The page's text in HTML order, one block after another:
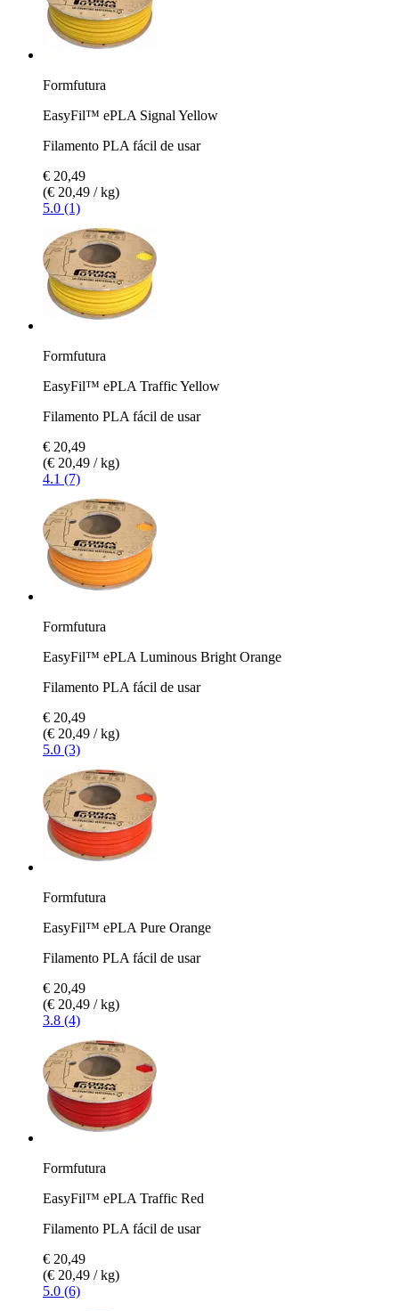
Formfutura
EasyFil™ ePLA Signal Yellow
Filamento PLA fácil de usar
€ 20,49
(€ 20,49 / kg)
5.0 (1)
Formfutura
EasyFil™ ePLA Traffic Yellow
Filamento PLA fácil de usar
€ 20,49
(€ 20,49 / kg)
4.1 (7)
Formfutura
EasyFil™ ePLA Luminous Bright Orange
Filamento PLA fácil de usar
€ 20,49
(€ 20,49 / kg)
5.0 (3)
Formfutura
EasyFil™ ePLA Pure Orange
Filamento PLA fácil de usar
€ 20,49
(€ 20,49 / kg)
3.8 (4)
Formfutura
EasyFil™ ePLA Traffic Red
Filamento PLA fácil de usar
€ 20,49
(€ 20,49 / kg)
5.0 (6)